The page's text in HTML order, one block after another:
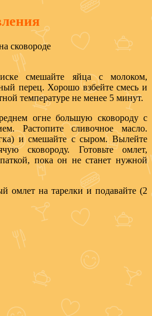
смешайте яйца с молоком,
перец. Хорошо взбейте смесь и
температуре не менее 5 минут.
огне большую сковороду с
Растопите сливочное масло.
и смешайте с сыром. Вылейте
сковороду. Готовьте омлет,
пока он не станет нужной
омлет на тарелки и подавайте (2